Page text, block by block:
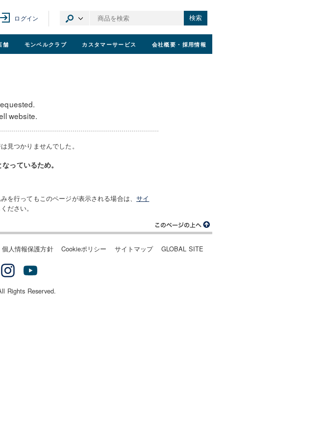
ログイン 検索
舗 モンベルクラブ カスタマーサービス 会社概要 ・採用情報
website.
見つかりませんでした。
っているため。
を行ってもこのページが表示される場合は、サイ
ださい。
個人情報保護方針 Cookieポリシー サイトマップ GLOBAL SITE
Rights Reserved.